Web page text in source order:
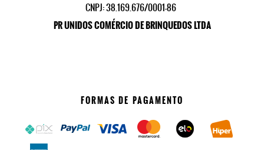
CNPJ: 38.169.676/0001-86
PR UNIDOS COMÉRCIO DE BRINQUEDOS LTDA
FORMAS DE PAGAMENTO